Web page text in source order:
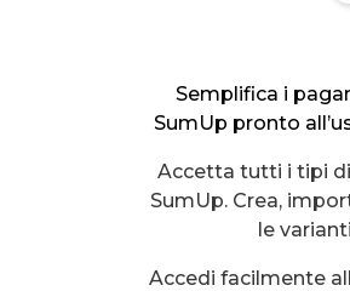
Semplifica i
SumUp pronto
Accetta tutti i tipi
SumUp. Crea,
le
Accedi facilmente